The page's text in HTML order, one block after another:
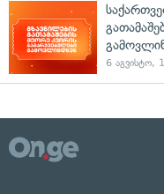
6 აგვისტო,